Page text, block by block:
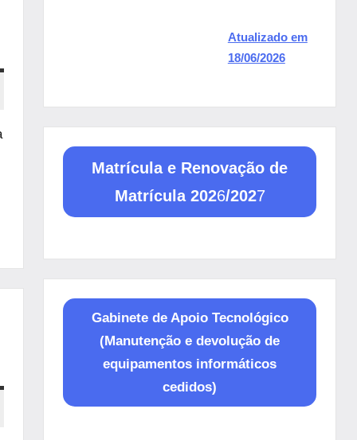
Atualizado em
18/06/2026
Matrícula e Renovação de
Matrícula 2026/2027
Gabinete de Apoio Tecnológico
(Manutenção e devolução de
equipamentos informáticos
cedidos)